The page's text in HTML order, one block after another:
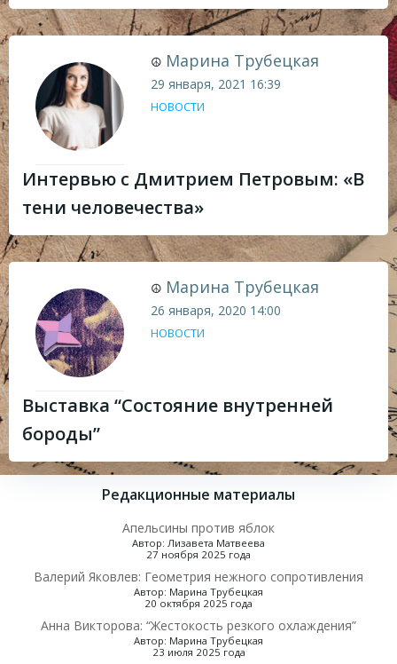
☮ Марина Трубецкая
29 января, 2021 16:39
НОВОСТИ
Интервью с Дмитрием Петровым: «В
тени человечества»
☮ Марина Трубецкая
26 января, 2020 14:00
НОВОСТИ
Выставка “Состояние внутренней
бороды”
Редакционные материалы
Апельсины против яблок
Автор: Лизавета Матвеева
27 ноября 2025 года
Валерий Яковлев: Геометрия нежного сопротивления
Автор: Марина Трубецкая
20 октября 2025 года
Анна Викторова: “Жестокость резкого охлаждения”
Автор: Марина Трубецкая
23 июля 2025 года